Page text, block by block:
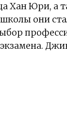
Хан Юри, а
они